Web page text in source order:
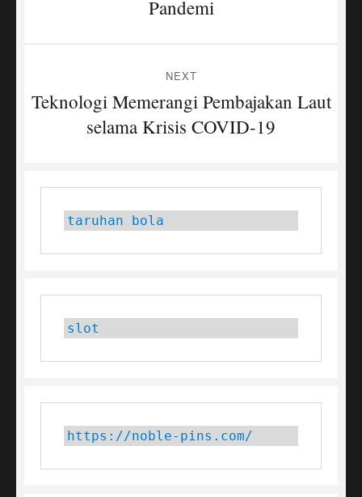
Pandemi
NEXT
Next
Teknologi Memerangi Pembajakan Laut
selama Krisis COVID-19
taruhan bola
slot
https://noble-pins.com/